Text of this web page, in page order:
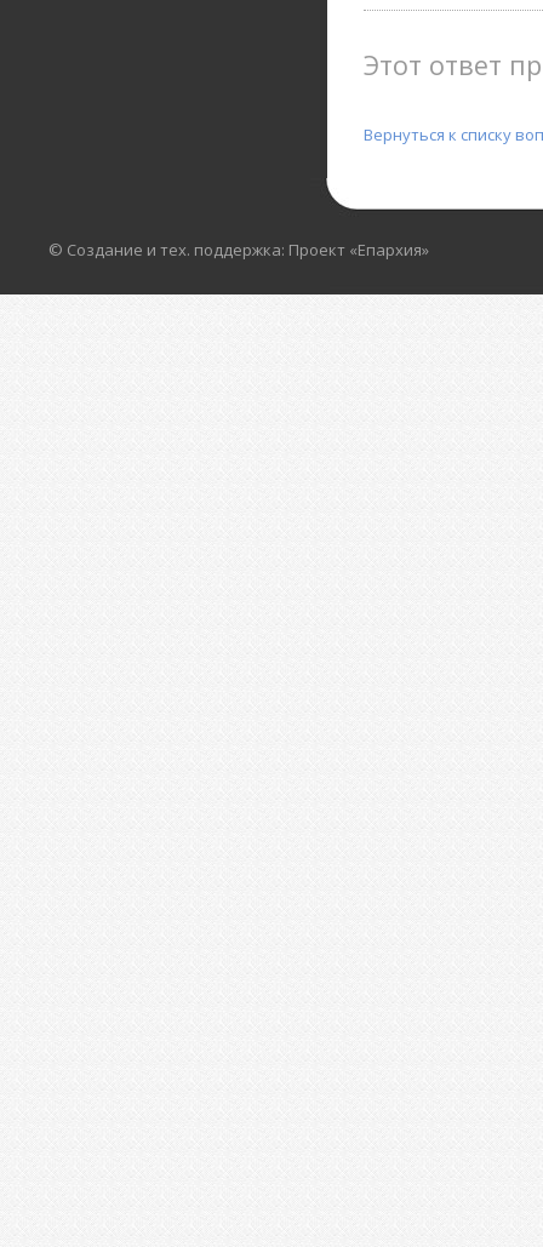
Этот ответ
Вернуться к списку
© Создание и тех. поддержка: Проект «Епархия»